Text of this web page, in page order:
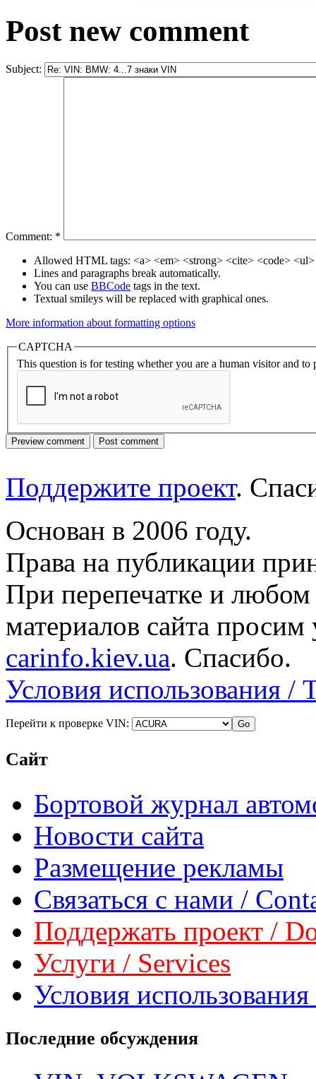
Post new comment
Subject:
Comment: *
Allowed HTML tags: <a> <em> <strong> <cite> <code>
Lines and paragraphs break automatically.
You can use BBCode tags in the text.
Textual smileys will be replaced with graphical ones.
More information about formatting options
CAPTCHA
This question is for testing whether you are a human visitor and to
Поддержите проект.
Основан в 2006 году.
Права на публикации
При перепечатке и
материалов сайта просим
carinfo.kiev.ua. Спасибо.
Условия использования /
Перейти к проверке VIN:
Сайт
Бортовой журнал
Новости сайта
Размещение рекламы
Связаться с нами /
Поддержать проект /
Услуги / Services
Условия
Последние обсуждения